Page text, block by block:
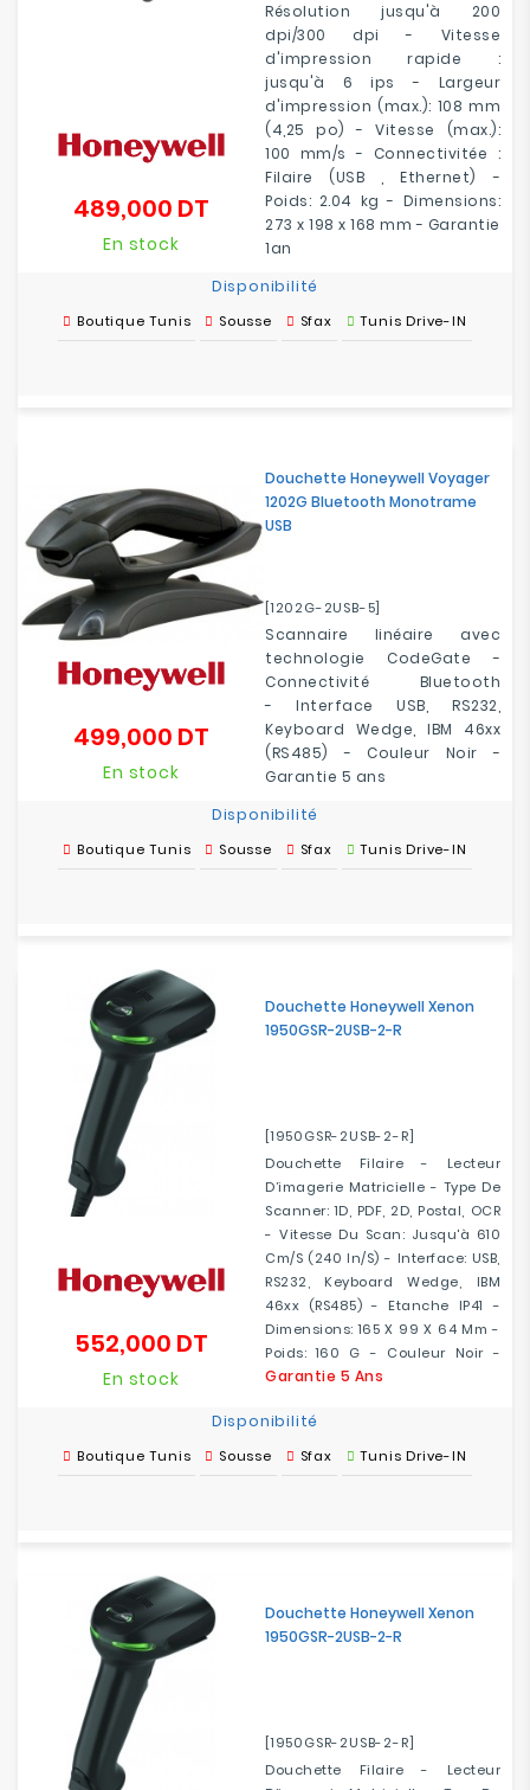
Résolution jusqu'à 200
dpi/300 dpi - Vitesse
d'impression rapide :
jusqu'à 6 ips - Largeur
d'impression (max.): 108 mm
(4,25 po) - Vitesse (max.):
100 mm/s - Connectivitée :
Filaire (USB , Ethernet) -
Poids: 2.04 kg - Dimensions:
273 x 198 x 168 mm - Garantie
1an
489,000 DT
En stock
Disponibilité
Boutique Tunis Sousse Sfax Tunis Drive-IN
Douchette Honeywell Voyager
1202G Bluetooth Monotrame
USB
[1202G-2USB-5]
Scannaire linéaire avec
technologie CodeGate -
Connectivité Bluetooth
- Interface USB, RS232,
Keyboard Wedge, IBM 46xx
(RS485) - Couleur Noir -
Garantie 5 ans
499,000 DT
En stock
Disponibilité
Boutique Tunis Sousse Sfax Tunis Drive-IN
Douchette Honeywell Xenon
1950GSR-2USB-2-R
[1950GSR-2USB-2-R]
Douchette Filaire - Lecteur
D’imagerie Matricielle - Type De
Scanner: 1D, PDF, 2D, Postal, OCR
- Vitesse Du Scan: Jusqu'à 610
Cm/s (240 In/s) - Interface: USB,
RS232, Keyboard Wedge, IBM
46xx (RS485) - Etanche IP41 -
Dimensions: 165 X 99 X 64 Mm -
Poids: 160 G - Couleur Noir -
Garantie 5 Ans
552,000 DT
En stock
Disponibilité
Boutique Tunis Sousse Sfax Tunis Drive-IN
Douchette Honeywell Xenon
1950GSR-2USB-2-R
[1950GSR-2USB-2-R]
Douchette Filaire - Lecteur